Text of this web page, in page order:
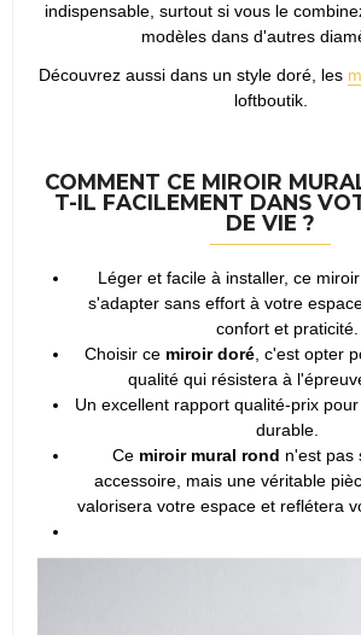
indispensable, surtout si vous le
modèles dans d'autres
Découvrez aussi dans un style doré, les
loftboutik.
COMMENT CE MIROIR
T-IL FACILEMENT DANS
DE VIE ?
Léger et facile à installer, ce
s'adapter sans effort à votre
confort et praticité.
Choisir ce miroir doré , c'est opter
qualité qui résistera à
Un excellent rapport qualité-prix
durable.
Ce miroir mural rond n'est pas
accessoire, mais une véritable
valorisera votre espace et reflétera